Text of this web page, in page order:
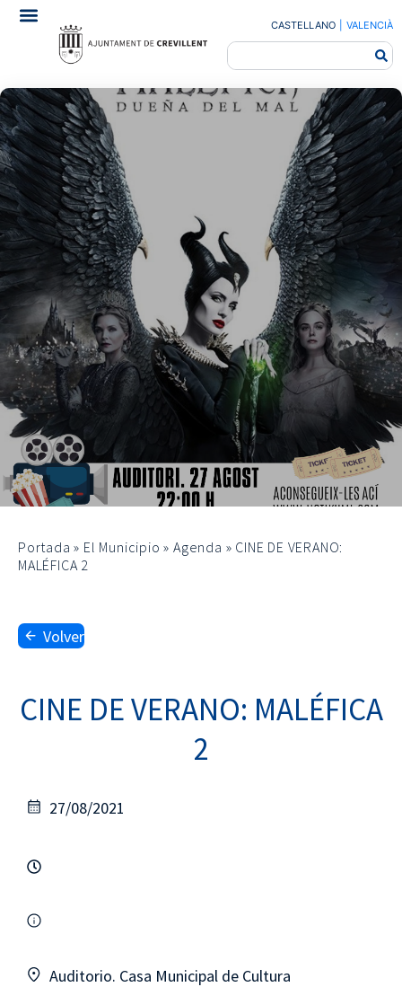
CASTELLANO VALENCIÀ
Portada » El Municipio »Agenda » CINE DE VERANO:
MALÉFICA 2
Volver
CINE DE VERANO: MALÉFICA
2
27/08/2021
Auditorio. Casa Municipal de Cultura